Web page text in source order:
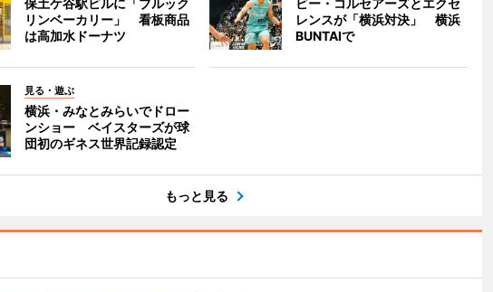
保土ケ谷駅ビルに「ブルック
リンベーカリー」 看板商品
は高加水ドーナツ
ビー・コルセアーズとエクセ
レンスが「横浜対決」 横浜
BUNTAIで
見る・遊ぶ
横浜・みなとみらいでドロー
ンショー ベイスターズが球
団初のギネス世界記録認定
もっと見る